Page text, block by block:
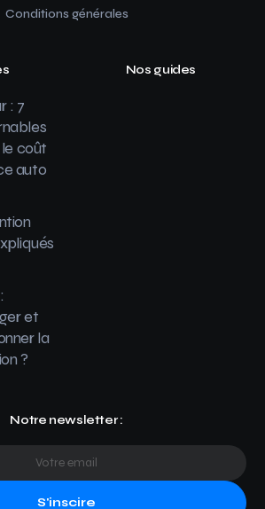
Conditions générales
: 7
coût
auto
et
la
?
Nos guides
Notre newsletter :
S'inscire